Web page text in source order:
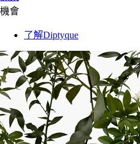
機會
了解Diptyque